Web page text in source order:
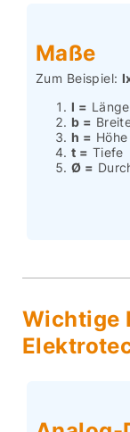
Maße
Zum Beispiel:
l = Länge
b =
h = Höhe
t = Tiefe
Ø =
Wichtige